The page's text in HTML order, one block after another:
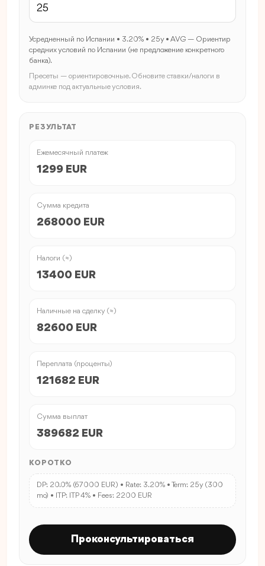
Усредненный по Испании • 3.20% • 25y • AVG — Ориентир
средних условий по Испании (не предложение конкретного
банка).
Пресеты — ориентировочные. Обновите ставки/налоги в
админке под актуальные условия.
РЕЗУЛЬТАТ
Ежемесячный платеж
1299 EUR
Сумма кредита
268000 EUR
Налоги (≈)
13400 EUR
Наличные на сделку (≈)
82600 EUR
Переплата (проценты)
121682 EUR
Сумма выплат
389682 EUR
КОРОТКО
DP: 20.0% (67000 EUR) • Rate: 3.20% • Term: 25y (300
mo) • ITP: ITP 4% • Fees: 2200 EUR
Проконсультироваться